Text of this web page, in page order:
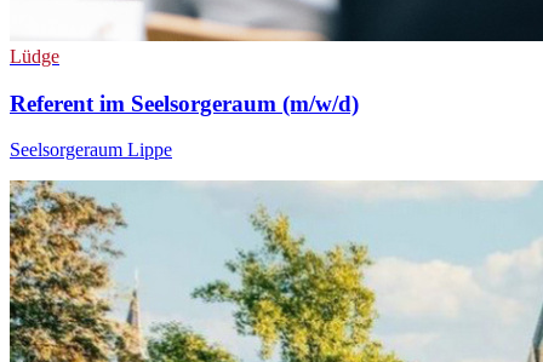
Lüdge
Referent im Seelsorgeraum (m/w/d)
Seelsorgeraum Lippe